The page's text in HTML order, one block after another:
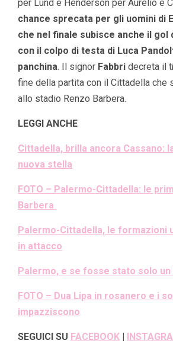
per Lund e Henderson per Aurelio e
chance sprecata per gli uomini di
che nel finale subisce anche il gol
con il colpo di testa di Luca
panchina. Il signor Fabbri decreta il
fine della partita con il Cittadella che
allo stadio Renzo Barbera.
LEGGI ANCHE
Cittadella, brilla ancora Cassano:
nuova stella
FOTO – Palermo-Cittadella: le
Barbera
Palermo-Cittadella, le formazioni
in attacco
Palermo, e se fosse stato solo
FOTO – Dua Lipa in rosanero e i
impazziscono
SEGUICI SU FACEBOOK |